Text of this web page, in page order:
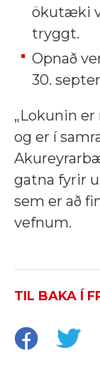
ökutæki
tryggt.
Opnað
30.
„Lokunin er
og er í
gatna fyrir
sem er að
vefnum.
TIL BAKA Í